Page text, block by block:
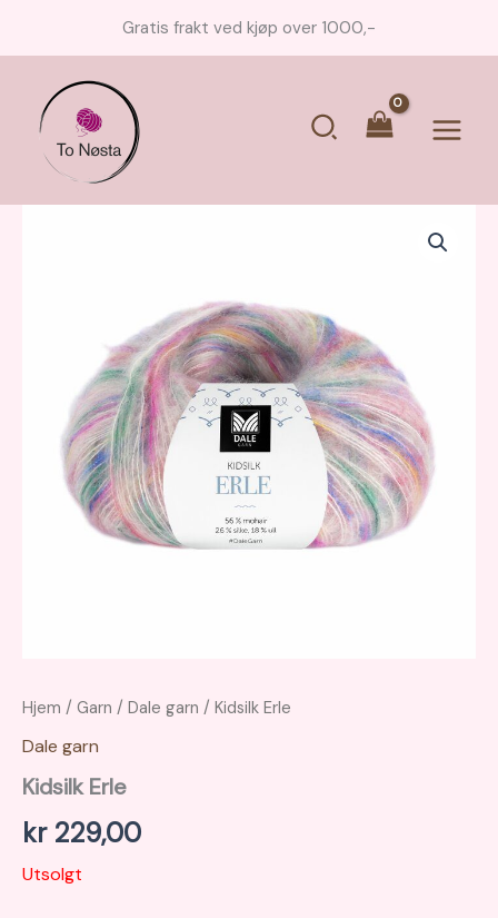
innholdet
Gratis frakt ved kjøp over 1000,-
Søk
Main
Menu
Hjem / Garn / Dale garn / Kidsilk Erle
Dale garn
Kidsilk Erle
kr229,00
Utsolgt